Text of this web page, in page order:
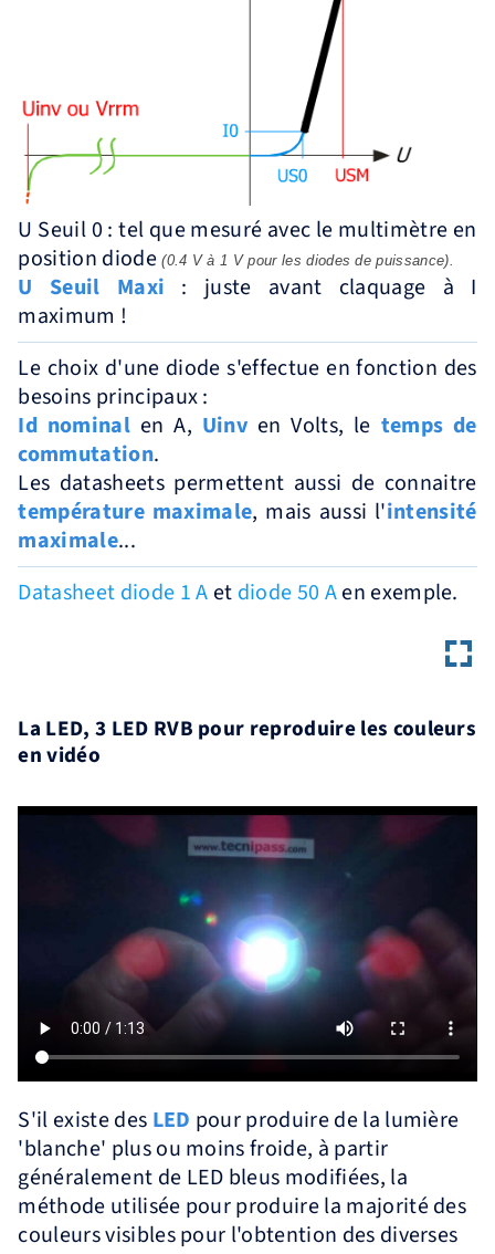
U Seuil 0 : tel que mesuré avec le multimètre en
position diode(0.4 V à 1 V pour les diodes de puissance).
U Seuil Maxi : juste avant claquage à I
maximum !
Le choix d'une diode s'effectue en fonction des
besoins principaux :
Id nominal en A, Uinv en Volts, le temps de
commutation.
Les datasheets permettent aussi de connaitre
température maximale, mais aussi l'intensité
maximale...
Datasheet diode 1 A et diode 50 Aen exemple.
La LED, 3 LED RVB pour reproduire les couleurs
en vidéo
S'il existe des LED pour produire de la lumière
'blanche' plus ou moins froide, à partir
généralement de LED bleus modifiées, la
méthode utilisée pour produire la majorité des
couleurs visibles pour l'obtention des diverses